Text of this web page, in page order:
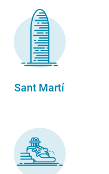
Sant Martí